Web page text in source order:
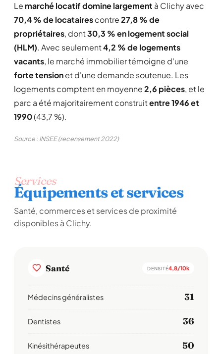
Le marché locatif domine largement à Clichy avec
70,4 % de locatairescontre27,8 % de
propriétaires, dont30,3 % en logement social
(HLM). Avec seulement4,2 % de logements
vacants, le marché immobilier témoigne d'une
forte tensionet d'une demande soutenue. Les
logements comptent en moyenne2,6 pièces, et le
parc a été majoritairement construitentre 1946 et
1990(43,7 %).
Source : INSEE (recensement 2022)
Services
Équipements et services
Santé, commerces et services de proximité
disponibles à Clichy.
Santé DENSITÉ4,8/10k
Médecins généralistes 31
Dentistes 36
Kinésithérapeutes 50